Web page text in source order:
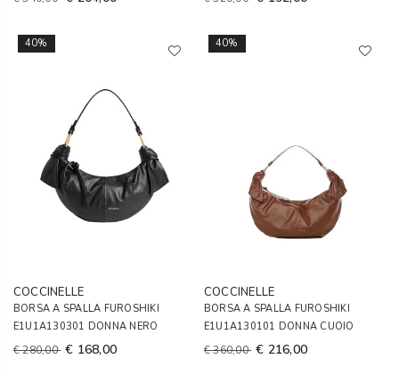
40%
COCCINELLE
BORSA A SPALLA FUROSHIKI
E1U1A130301 DONNA NERO
€ 280,00 € 168,00
40%
COCCINELLE
BORSA A SPALLA FUROSHIKI
E1U1A130101 DONNA CUOIO
€ 360,00 € 216,00